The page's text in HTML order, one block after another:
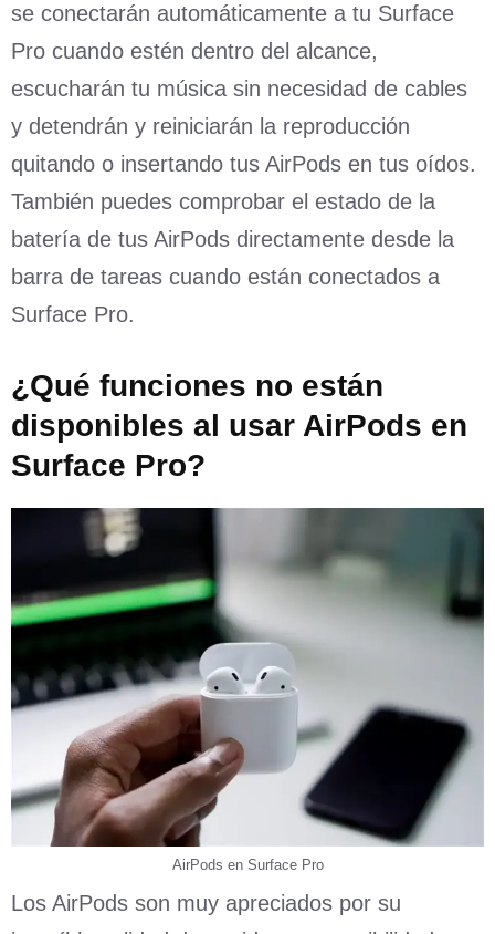
se conectarán automáticamente a tu Surface
Pro cuando estén dentro del alcance,
escucharán tu música sin necesidad de cables
y detendrán y reiniciarán la reproducción
quitando o insertando tus AirPods en tus oídos.
También puedes comprobar el estado de la
batería de tus AirPods directamente desde la
barra de tareas cuando están conectados a
Surface Pro.
¿Qué funciones no están
disponibles al usar AirPods en
Surface Pro?
AirPods en Surface Pro
Los AirPods son muy apreciados por su